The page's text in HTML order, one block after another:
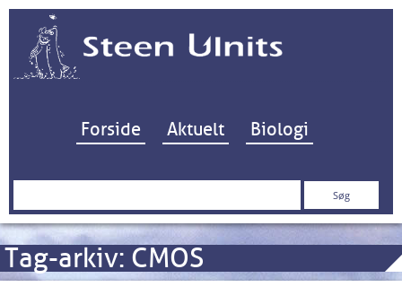
Hop til indhold
Forside Aktuelt Biologi
Søg
Tag-arkiv: CMOS